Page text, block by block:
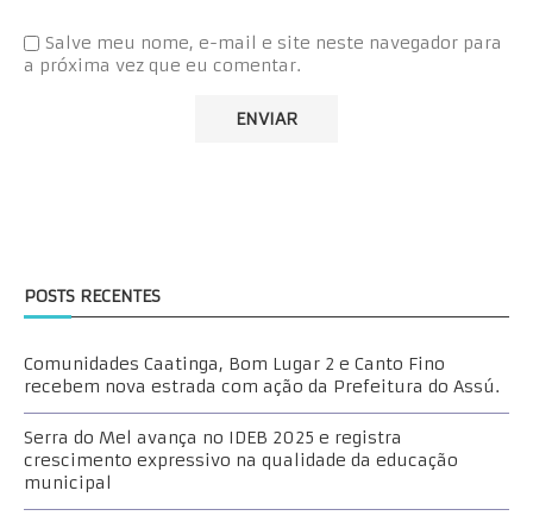
Salve meu nome, e-mail e site neste navegador para
a próxima vez que eu comentar.
POSTS RECENTES
Comunidades Caatinga, Bom Lugar 2 e Canto Fino
recebem nova estrada com ação da Prefeitura do Assú.
Serra do Mel avança no IDEB 2025 e registra
crescimento expressivo na qualidade da educação
municipal